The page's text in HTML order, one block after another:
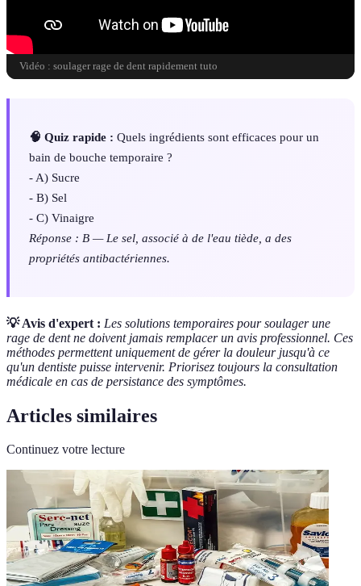
Vidéo : soulager rage de dent rapidement tuto
🧠 Quiz rapide : Quels ingrédients sont efficaces pour un
bain de bouche temporaire ?
- A) Sucre
- B) Sel
- C) Vinaigre
Réponse : B — Le sel, associé à de l'eau tiède, a des
propriétés antibactériennes.
💡 Avis d'expert : Les solutions temporaires pour soulager une
rage de dent ne doivent jamais remplacer un avis professionnel. Ces
méthodes permettent uniquement de gérer la douleur jusqu'à ce
qu'un dentiste puisse intervenir. Priorisez toujours la consultation
médicale en cas de persistance des symptômes.
Articles similaires
Continuez votre lecture